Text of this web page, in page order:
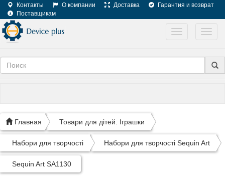
Контакты О компании Доставка
Гарантия и возврат
Поставщикам
Toggle
Главная Товари для дітей. Іграшки
Набори для творчості Набори для творчості Sequin Art
Sequin Art SA1130